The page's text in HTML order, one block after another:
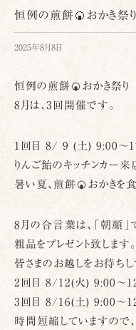
恒例の煎餅🍘おかき祭り
2025年8月8日
恒例の煎餅🍘おかき祭り
8月は、3回開催です。
1回目 8/ 9 (土) 9:00～
りんご飴のキッチンカー
暑い夏、煎餅🍘おかきを食
8月の合言葉は、「朝顔」
粗品をプレゼント致します。
皆さまのお越しをお待ちし
2回目 8/12(火) 9:00～
3回目 8/16(土) 9:00～
時間短縮していますので